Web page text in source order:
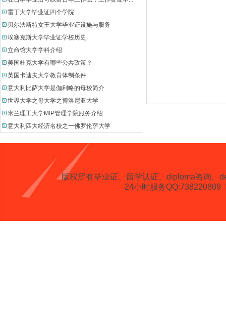
雷丁大学毕业证四个学院
贝尔法斯特女王大学毕业证设施与服务
埃塞克斯大学毕业证学校历史:
立命馆大学学科介绍
美国杜克大学有哪些公共政策？
英国卡迪夫大学教育体制条件
意大利比萨大学是伽利略的母校简介
世界大学之母大学之博洛尼亚大学
米兰理工大学MIP管理学院服务介绍
意大利四大经济名校之一佛罗伦萨大学
版权所有毕业证、留学认证、diploma咨询、
24小时服务QQ:738220809